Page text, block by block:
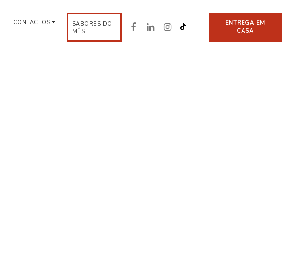
CONTACTOS
SABORES DO
MÊS
ENTREGA EM
CASA